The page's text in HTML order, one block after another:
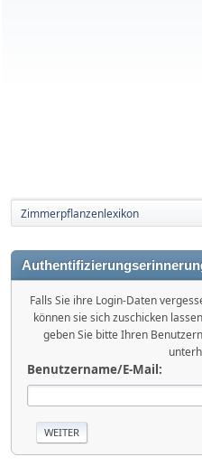
Zimmerpflanzenlexikon
Falls Sie ihre Login-Daten
können sie sich zuschicken
geben Sie bitte Ihren
Benutzername/E-Mail: